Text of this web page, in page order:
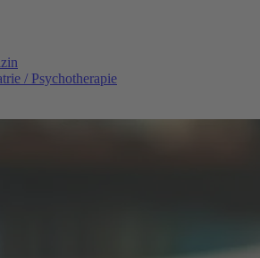
/ Psychotherapie